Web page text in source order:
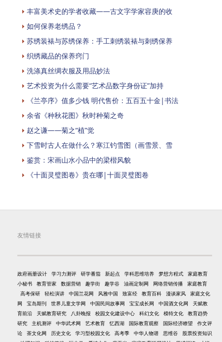
丰富美术史的学者收藏——古文字学家容庚的收
如何保养老绣品？
苏绣装裱与苏绣保养：手工刺绣装裱与刺绣保养
织绣藏品的保养窍门
洗涤真丝绸衣服及用品妙法
艺术投资为什么需要“艺术品数字身份证”加持
《兰亭序》值多少钱 明代售价：五百五十金|书法
余省《种秋花图》秋时种菊之奇
赵之谦——菊之“植”觉
下雪时古人在做什么？寒江钓雪图（画雪景、雪
鉴赏：宋画山水小品中的梁楷风貌
《十面灵璧图卷》贵在哪|十面灵璧图卷
友情链接
政府画册设计 学习力测评 研学番茄 新起点 学科思维培养 梦想方程式
家庭教育
小秘书
教育管家 数据营销 趣学街 趣学谷 油画定制网 网络营销传播
家庭教育
高考保研
轻松演讲 中国兰花网 风雅中国 致富经 教育百科 漫谈家风
家庭文化
网
宝岛期刊 世界儿童文学网 中国民间故事网 宝宝成长网 中国酒文化网
天赋教
育前沿
天赋教育研究 八卦晚报 校园文化建设中心 科幻文化 模特文化
教育趋势
研究
主机测评 中华武术网 艺术教育 忆西湖 国际教育观察 国际经济瞭望
作文评
论
茶文化网 历史文化 学习型校园文化 高考季 中华人物谱 思维谷
股票投资知识